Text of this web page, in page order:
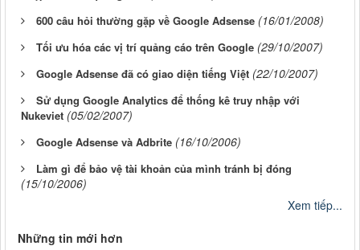
600 câu hỏi thường gặp về Google Adsense (16/01/2008)
Tối ưu hóa các vị trí quảng cáo trên Google (29/10/2007)
Google Adsense đã có giao diện tiếng Việt (22/10/2007)
Sử dụng Google Analytics để thống kê truy nhập với
Nukeviet (05/02/2007)
Google Adsense và Adbrite (16/10/2006)
Làm gì để bảo vệ tài khoản của mình tránh bị đóng
(15/10/2006)
Xem tiếp...
Những tin mới hơn